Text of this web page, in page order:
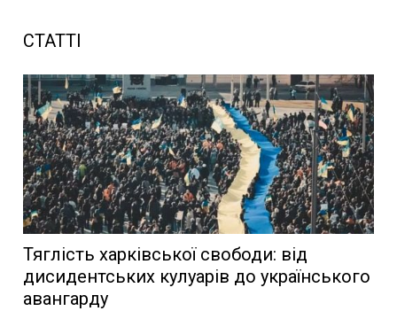
СТАТТІ
Тяглість харківської свободи: від
дисидентських кулуарів до українського
авангарду